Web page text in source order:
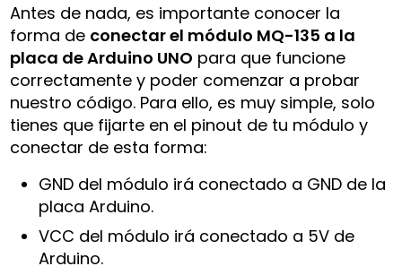
Antes de nada, es importante conocer la
forma de conectar el módulo MQ-135 a la
placa de Arduino UNO para que funcione
correctamente y poder comenzar a probar
nuestro código. Para ello, es muy simple, solo
tienes que fijarte en el pinout de tu módulo y
conectar de esta forma:
GND del módulo irá conectado a GND de la
placa Arduino.
VCC del módulo irá conectado a 5V de
Arduino.